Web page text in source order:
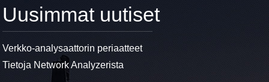
Uusimmat uutiset
Verkko-analysaattorin periaatteet
Tietoja Network Analyzerista